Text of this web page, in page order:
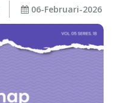
06-Februari-2026